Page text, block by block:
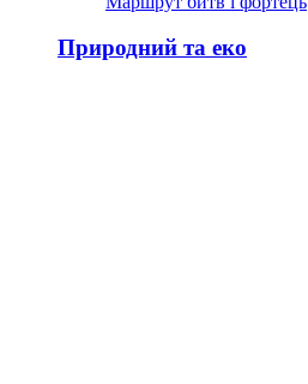
Природний та еко